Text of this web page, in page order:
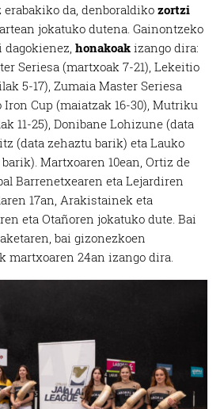
da, denboraldiko zortzi
jokatuko dutena. Gainontzeko
dagokienez,honakoak izango dira:
Seriesa (martxoak 7-21), Lekeitio
5-17), Zumaia Master Seriesa
Iron Cup (maiatzak 16-30), Mutriku
11-25), Donibane Lohizune (data
(data zehaztu barik) eta Lauko
Martxoaren 10ean, Ortiz de
Barrenetxearen eta Lejardiren
17an, Arakistainek eta
eta Otañoren jokatuko dute. Bai
bai gizonezkoen
martxoaren 24an izango dira.